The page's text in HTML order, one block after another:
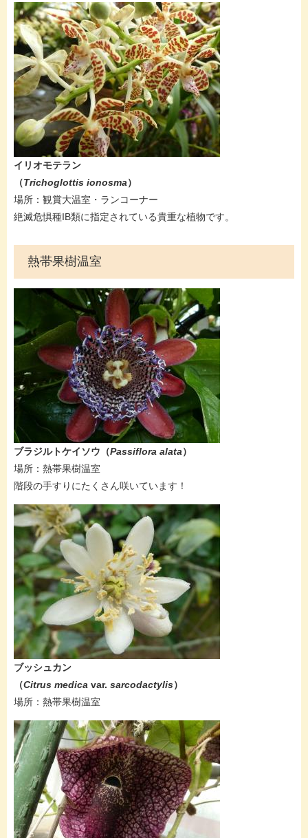
​​​​イリオモテラン
（Trichoglottis ionosma）
場所：観賞大温室・ランコーナー
絶滅危惧種IB類に指定されている貴重な植物です。
熱帯果樹温室
ブラジルトケイソウ（Passiflora alata）
場所：熱帯果樹温室
階段の手すりにたくさん咲いています！​
ブッシュカン​
（Citrus medica var. sarcodactylis​​​​）
場所：熱帯果樹温室